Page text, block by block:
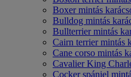
Boxer mintás
Bulldog mintás
Bullterrier mintás
Cairn terrier mintás
Cane corso mintás
Cavalier King
Cocker spániel